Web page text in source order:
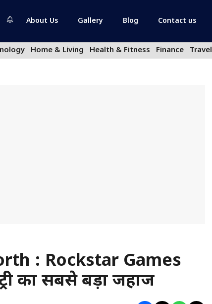
About Us Gallery Blog Contact us
Home & Living Health & Fitness Finance Travel
: Rockstar Games
का सबसे बड़ा जहाज